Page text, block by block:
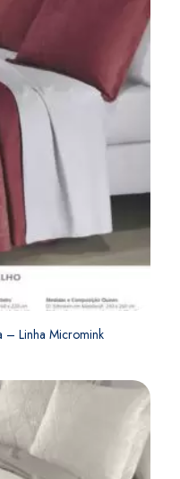
– Linha Micromink